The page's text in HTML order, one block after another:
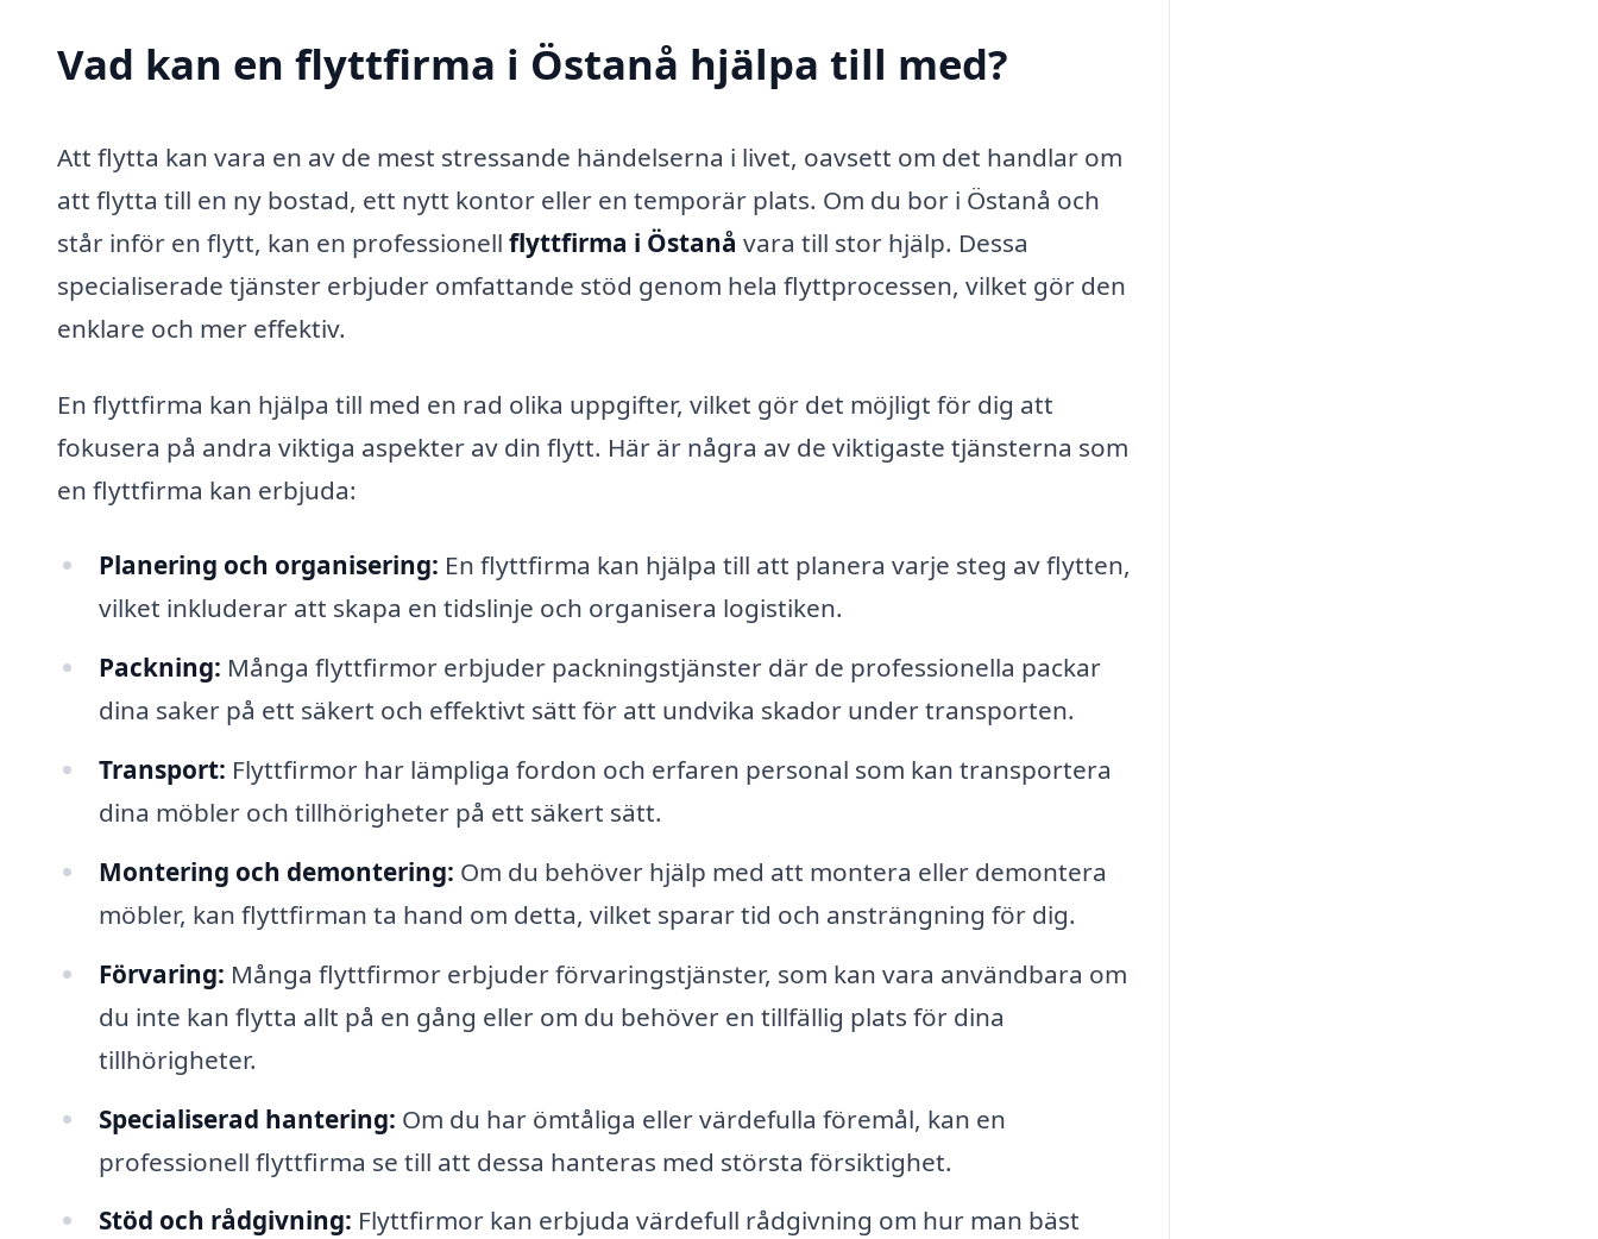
Vad kan en flyttfirma i Östanå hjälpa till med?
Att flytta kan vara en av de mest stressande händelserna i livet, oavsett om det handlar om
att flytta till en ny bostad, ett nytt kontor eller en temporär plats. Om du bor i Östanå och
står inför en flytt, kan en professionell flyttfirma i Östanå vara till stor hjälp. Dessa
specialiserade tjänster erbjuder omfattande stöd genom hela flyttprocessen, vilket gör den
enklare och mer effektiv.
En flyttfirma kan hjälpa till med en rad olika uppgifter, vilket gör det möjligt för dig att
fokusera på andra viktiga aspekter av din flytt. Här är några av de viktigaste tjänsterna som
en flyttfirma kan erbjuda:
Planering och organisering: En flyttfirma kan hjälpa till att planera varje steg av flytten,
vilket inkluderar att skapa en tidslinje och organisera logistiken.
Packning: Många flyttfirmor erbjuder packningstjänster där de professionella packar
dina saker på ett säkert och effektivt sätt för att undvika skador under transporten.
Transport: Flyttfirmor har lämpliga fordon och erfaren personal som kan transportera
dina möbler och tillhörigheter på ett säkert sätt.
Montering och demontering: Om du behöver hjälp med att montera eller demontera
möbler, kan flyttfirman ta hand om detta, vilket sparar tid och ansträngning för dig.
Förvaring: Många flyttfirmor erbjuder förvaringstjänster, som kan vara användbara om
du inte kan flytta allt på en gång eller om du behöver en tillfällig plats för dina
tillhörigheter.
Specialiserad hantering: Om du har ömtåliga eller värdefulla föremål, kan en
professionell flyttfirma se till att dessa hanteras med största försiktighet.
Stöd och rådgivning: Flyttfirmor kan erbjuda värdefull rådgivning om hur man bäst